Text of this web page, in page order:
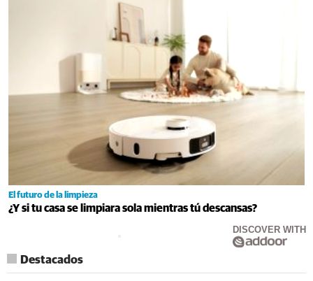
El futuro de la limpieza
¿Y si tu casa se limpiara sola mientras tú descansas?
DISCOVER WITH
Destacados